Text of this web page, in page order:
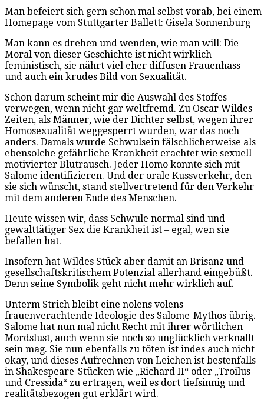
Man befeiert sich gern schon mal selbst vorab, bei
Homepage vom Stuttgarter Ballett: Gisela Sonnenburg
Man kann es drehen und wenden, wie man will: Die
Moral von dieser Geschichte ist nicht wirklich
feministisch, sie nährt viel eher diffusen Frauenhass
und auch ein krudes Bild von Sexualität.
Schon darum scheint mir die Auswahl des Stoffes
verwegen, wenn nicht gar weltfremd. Zu Oscar Wildes
Zeiten, als Männer, wie der Dichter selbst, wegen ihrer
Homosexualität weggesperrt wurden, war das noch
anders. Damals wurde Schwulsein fälschlicherweise als
ebensolche gefährliche Krankheit erachtet wie sexuell
motivierter Blutrausch. Jeder Homo konnte sich mit
Salome identifizieren. Und der orale Kussverkehr, den
sie sich wünscht, stand stellvertretend für den Verkehr
mit dem anderen Ende des Menschen.
Heute wissen wir, dass Schwule normal sind und
gewalttätiger Sex die Krankheit ist – egal, wen sie
befallen hat.
Insofern hat Wildes Stück aber damit an Brisanz und
gesellschaftskritischem Potenzial allerhand eingebüßt.
Denn seine Symbolik geht nicht mehr wirklich auf.
Unterm Strich bleibt eine nolens volens
frauenverachtende Ideologie des Salome-Mythos übrig.
Salome hat nun mal nicht Recht mit ihrer wörtlichen
Mordslust, auch wenn sie noch so unglücklich verknallt
sein mag. Sie nun ebenfalls zu töten ist indes auch nicht
okay, und dieses Aufrechnen von Leichen ist bestenfalls
in Shakespeare-Stücken wie „Richard II“ oder „Troilus
und Cressida“ zu ertragen, weil es dort tiefsinnig und
realitätsbezogen gut erklärt wird.